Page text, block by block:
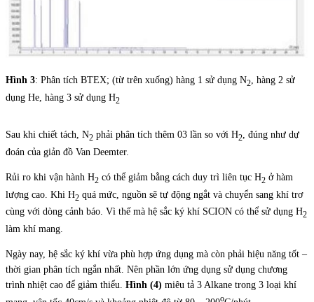
Hình 3: Phân tích BTEX; (từ trên xuống) hàng 1 sử dụng N2, hàng 2 sử
dụng He, hàng 3 sử dụng H2
Sau khi chiết tách, N2 phải phân tích thêm 03 lần so với H2 , đúng như dự
đoán của giản đồ Van Deemter.
Rủi ro khi vận hành H2 có thể giảm bằng cách duy trì liên tục H2 ở hàm
lượng cao. Khi H2 quá mức, nguồn sẽ tự động ngắt và chuyển sang khí trơ
cùng với dòng cảnh báo. Vì thế mà hệ sắc ký khí SCION có thể sử dụng H2
làm khí mang.
Ngày nay, hệ sắc ký khí vừa phù hợp ứng dụng mà còn phải hiệu năng tốt –
thời gian phân tích ngắn nhất. Nên phần lớn ứng dụng sử dụng chương
trình nhiệt cao để giảm thiểu. Hình (4) miêu tả 3 Alkane trong 3 loại khí
o